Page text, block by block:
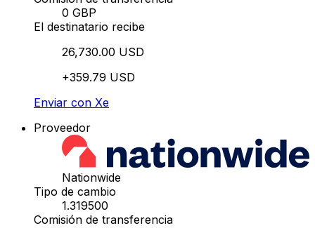
0 GBP
El destinatario recibe
26,730.00 USD
+359.79 USD
Enviar con Xe
Proveedor
Nationwide
Tipo de cambio
1.319500
Comisión de transferencia